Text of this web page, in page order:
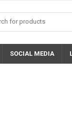
SOCIAL MEDIA